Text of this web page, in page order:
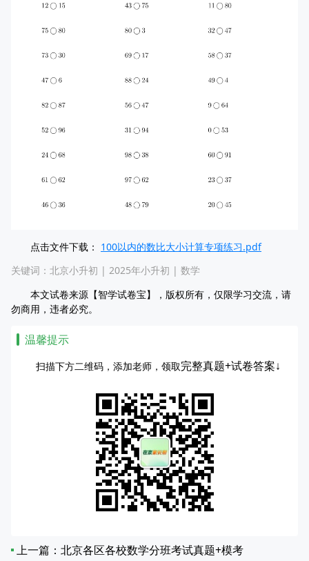
点击文件下载： 100以内的数比大小计算专项练习.pdf
关键词： 北京小升初 | 2025年小升初 | 数学
本文试卷来源【智学试卷宝】，版权所有，仅限学习交流，请
勿商用，违者必究。
温馨提示
扫描下方二维码，添加老师，领取完整真题+试卷答案↓
上一篇： 北京各区各校数学分班考试真题+模考